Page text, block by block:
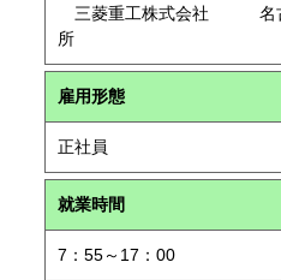
三菱重工株式会社 名古
所
雇用形態
正社員
就業時間
7：55～17：00